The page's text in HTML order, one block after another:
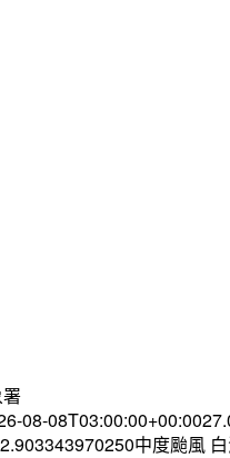
08-
中度颱風